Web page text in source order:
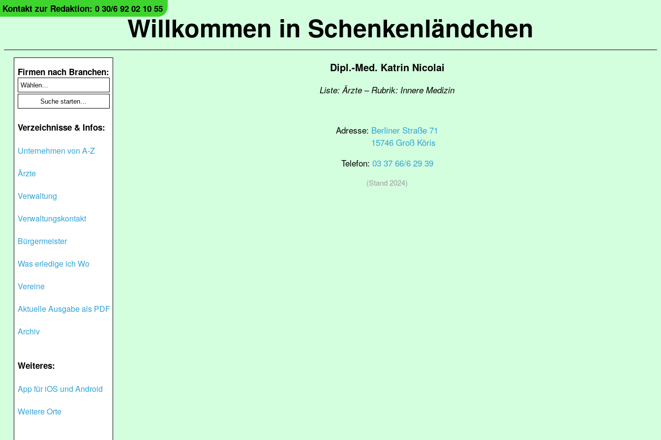
Willkommen in Schenkenländchen
Kontakt zur Redaktion: 0 30/6 92 02 10 55
Firmen nach Branchen:
Verzeichnisse & Infos:
Unternehmen von A-Z
Ärzte
Verwaltung
Verwaltungskontakt
Bürgermeister
Was erledige ich Wo
Vereine
Aktuelle Ausgabe als PDF
Archiv
Weiteres:
App für iOS und Android
Weitere Orte
Dipl.-Med. Katrin Nicolai
Liste: Ärzte – Rubrik: Innere Medizin
Adresse: Berliner Straße 71
15746 Groß Köris
Telefon: 03 37 66/6 29 39
(Stand 2024)